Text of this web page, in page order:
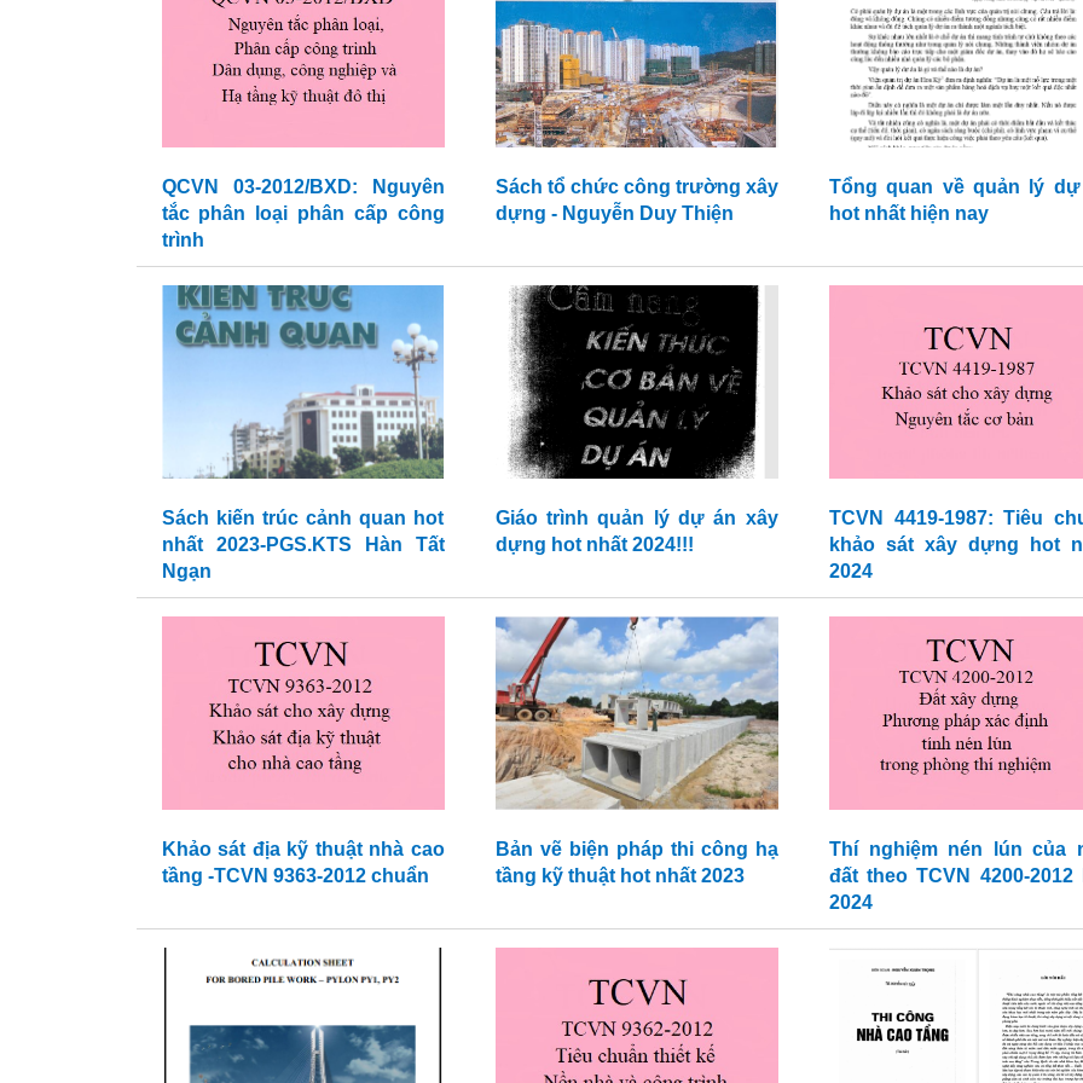
QCVN 03-2012/BXD: Nguyên
tắc phân loại phân cấp công
trình
Sách tổ chức công trường xây
dựng - Nguyễn Duy Thiện
Tổng quan về quản lý dự
hot nhất hiện nay
Sách kiến trúc cảnh quan hot
nhất 2023-PGS.KTS Hàn Tất
Ngạn
Giáo trình quản lý dự án xây
dựng hot nhất 2024!!!
TCVN 4419-1987: Tiêu
khảo sát xây dựng hot
2024
Khảo sát địa kỹ thuật nhà cao
tầng -TCVN 9363-2012 chuẩn
Bản vẽ biện pháp thi công hạ
tầng kỹ thuật hot nhất 2023
Thí nghiệm nén lún của
đất theo TCVN 4200-2012
2024